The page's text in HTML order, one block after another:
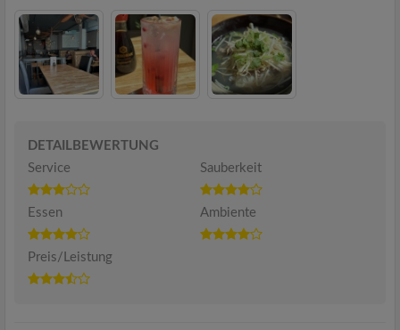
DETAILBEWERTUNG
Service
Sauberkeit
Essen Ambiente
Preis/Leistung